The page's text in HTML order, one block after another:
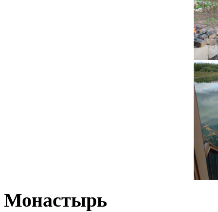
Монастырь